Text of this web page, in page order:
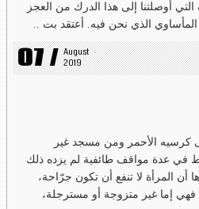
أوصلتنا إلى هذا الدرك من العجز
المأساوي الذي نحن فيه. أعتقد بت ..
07 / August
2019
كرسيه الأحمر ومن مسجد غير
في عدة مواقف طائفية لم يزده ذلك
أن المرأة لا تنفع أن تكون جرّاحة،
إما غير متزوجة أو مسترجلة،